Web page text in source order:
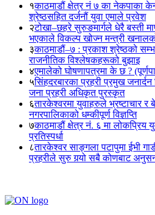
१काठमाडौं क्षेत्र नं ७ का नेकपाका
श्रेष्ठसहित दर्जनौं युवा एमाले प्रवेश
२टोखा–छहरे सुरुङमार्गले धेरै बस्ती
भएकाले विकल्प खोज्न मन्त्री
३काठमाडौं–७ : प्रकाश श्रेष्ठको
राजनीतिक विश्लेषकहरूको बुझाइ
४एमालेको घोषणापत्रमा के छ ?
५सिंहदरबारका प्रहरी प्रमुख जनार्दन
जना प्रहरी अधिकृत पुरस्कृत
६तारकेश्वरमा युवाहरुले भ्रष्टाचार र
नगरपालिकाको धम्कीपूर्ण विज्ञप्ति
७काठमाडौं क्षेत्र नं. ६ मा लोकप्रिय
प्रतिस्पर्धा
८तारकेश्वर साङ्गला पटापुमा ईभी
प्रहरीले सुरु गर्‍यो सबै कोणबाट